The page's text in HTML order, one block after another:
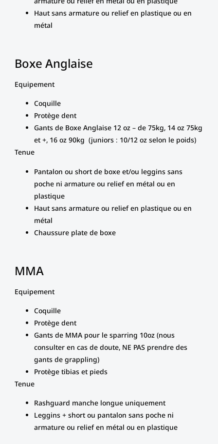
Haut sans armature ou relief en plastique ou en
métal
Boxe Anglaise
Equipement
Coquille
Protège dent
Gants de Boxe Anglaise 12 oz – de 75kg, 14 oz 75kg
et +, 16 oz 90kg (juniors : 10/12 oz selon le poids)
Tenue
Pantalon ou short de boxe et/ou leggins sans
poche ni armature ou relief en métal ou en
plastique
Haut sans armature ou relief en plastique ou en
métal
Chaussure plate de boxe
MMA
Equipement
Coquille
Protège dent
Gants de MMA pour le sparring 10oz (nous
consulter en cas de doute, NE PAS prendre des
gants de grappling)
Protège tibias et pieds
Tenue
Rashguard manche longue uniquement
Leggins + short ou pantalon sans poche ni
armature ou relief en métal ou en plastique